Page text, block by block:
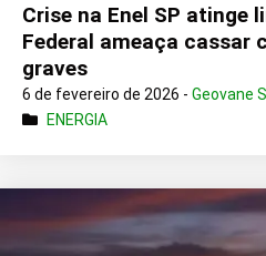
Crise na Enel SP atinge
Federal ameaça cassar
graves
6 de fevereiro de 2026 - Geovane
ENERGIA